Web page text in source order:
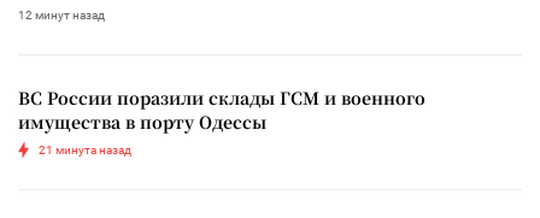
12 минут назад
ВС России поразили склады ГСМ и военного
имущества в порту Одессы
21 минута назад